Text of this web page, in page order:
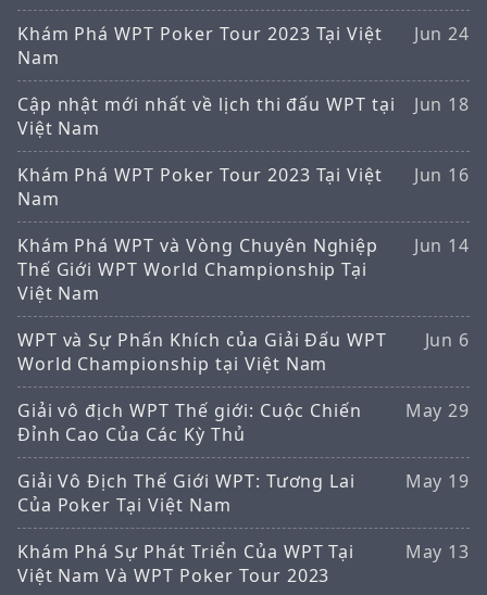
Khám Phá WPT Poker Tour 2023 Tại Việt
Nam
Jun 24
Cập nhật mới nhất về lịch thi đấu WPT tại
Việt Nam
Jun 18
Khám Phá WPT Poker Tour 2023 Tại Việt
Nam
Jun 16
Khám Phá WPT và Vòng Chuyên Nghiệp
Thế Giới WPT World Championship Tại
Việt Nam
Jun 14
WPT và Sự Phấn Khích của Giải Đấu WPT
World Championship tại Việt Nam
Jun 6
Giải vô địch WPT Thế giới: Cuộc Chiến
Đỉnh Cao Của Các Kỳ Thủ
May 29
Giải Vô Địch Thế Giới WPT: Tương Lai
Của Poker Tại Việt Nam
May 19
Khám Phá Sự Phát Triển Của WPT Tại
Việt Nam Và WPT Poker Tour 2023
May 13